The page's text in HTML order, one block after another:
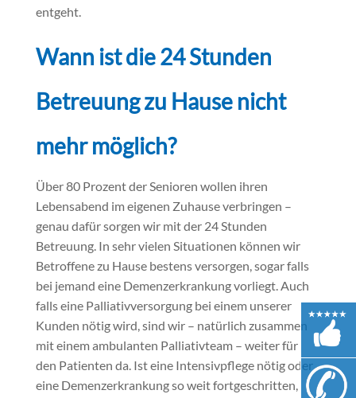
entgeht.
Wann ist die 24 Stunden
Betreuung zu Hause nicht
mehr möglich?
Über 80 Prozent der Senioren wollen ihren
Lebensabend im eigenen Zuhause verbringen –
genau dafür sorgen wir mit der 24 Stunden
Betreuung. In sehr vielen Situationen können wir
Betroffene zu Hause bestens versorgen, sogar falls
bei jemand eine Demenzerkrankung vorliegt. Auch
falls eine Palliativversorgung bei einem unserer
Kunden nötig wird, sind wir – natürlich zusammen
mit einem ambulanten Palliativteam – weiter für
den Patienten da. Ist eine Intensivpflege nötig oder
eine Demenzerkrankung so weit fortgeschritten,